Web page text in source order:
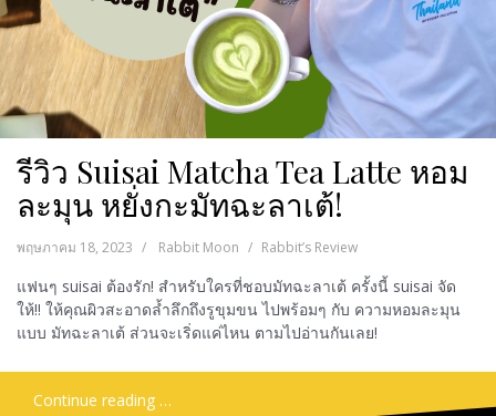
รีวิว Suisai Matcha Tea Latte หอม
ละมุน หยั่งกะมัทฉะลาเต้!
พฤษภาคม 18, 2023 Rabbit Moon Rabbit’s Review
แฟนๆ suisai ต้องรัก! สำหรับใครที่ชอบมัทฉะลาเต้ ครั้งนี้ suisai จัด
ให้!! ให้คุณผิวสะอาดล้ำลึกถึงรูขุมขน ไปพร้อมๆ กับ ความหอมละมุน
แบบ มัทฉะลาเต้ ส่วนจะเริ่ดแค่ไหน ตามไปอ่านกันเลย!
Continue reading …